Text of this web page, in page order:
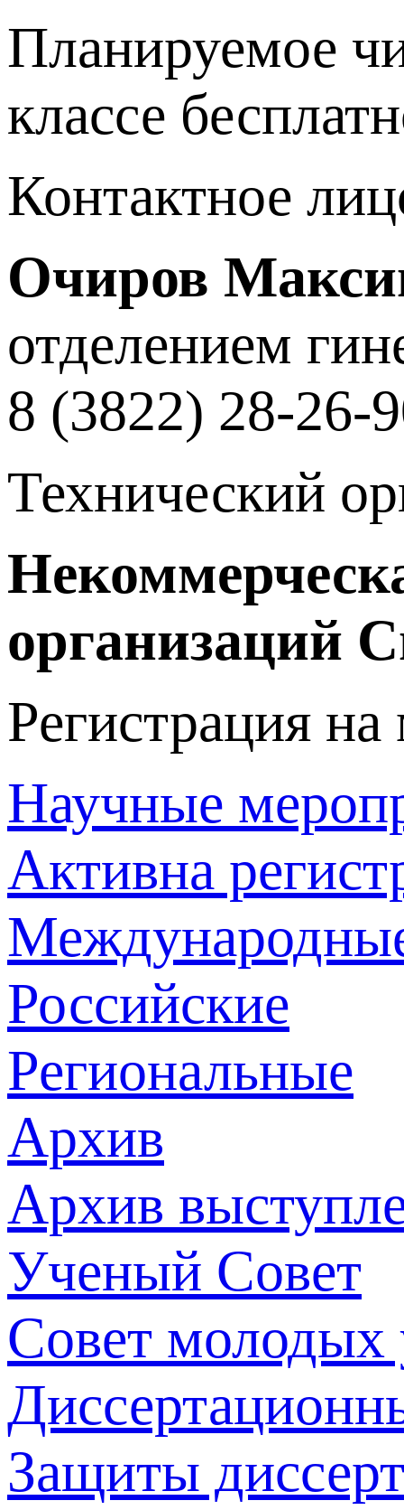
Планируемое
классе
Контактное
Очиров
отделением
8 (3822) 28-26-
Технический
организаций
Регистрация
Научные
Активна
Российские
Региональные
Архив
Архив
Ученый Совет
Совет молодых
Защиты